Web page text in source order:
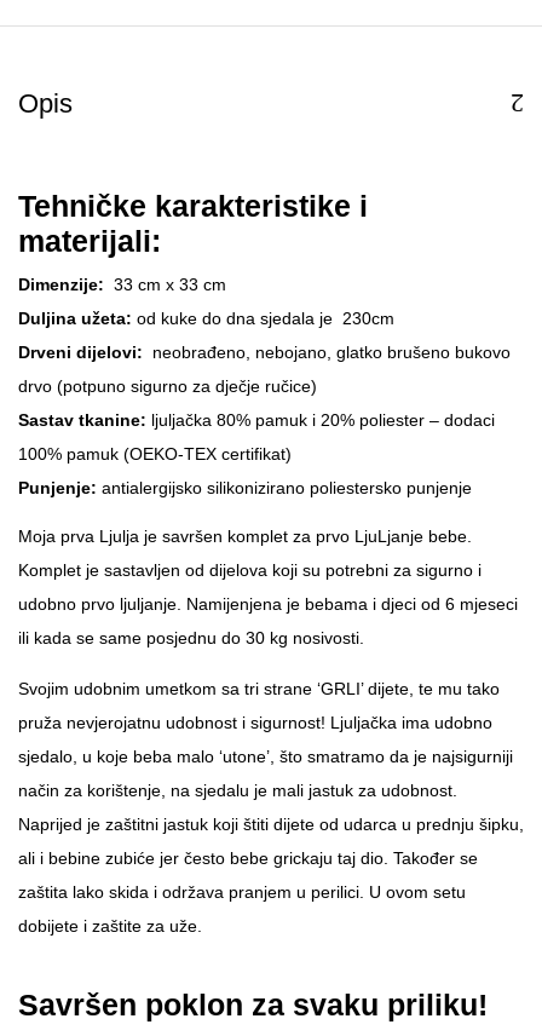
Opis
Tehničke karakteristike i
materijali:
Dimenzije: 33 cm x 33 cm
Duljina užeta: od kuke do dna sjedala je 230cm
Drveni dijelovi: neobrađeno, nebojano, glatko brušeno bukovo
drvo (potpuno sigurno za dječje ručice)
Sastav tkanine: ljuljačka 80% pamuk i 20% poliester – dodaci
100% pamuk (OEKO-TEX certifikat)
Punjenje: antialergijsko silikonizirano poliestersko punjenje
Moja prva Ljulja je savršen komplet za prvo LjuLjanje bebe.
Komplet je sastavljen od dijelova koji su potrebni za sigurno i
udobno prvo ljuljanje. Namijenjena je bebama i djeci od 6 mjeseci
ili kada se same posjednu do 30 kg nosivosti.
Svojim udobnim umetkom sa tri strane ‘GRLI’ dijete, te mu tako
pruža nevjerojatnu udobnost i sigurnost! Ljuljačka ima udobno
sjedalo, u koje beba malo ‘utone’, što smatramo da je najsigurniji
način za korištenje, na sjedalu je mali jastuk za udobnost.
Naprijed je zaštitni jastuk koji štiti dijete od udarca u prednju šipku,
ali i bebine zubiće jer često bebe grickaju taj dio. Također se
zaštita lako skida i održava pranjem u perilici. U ovom setu
dobijete i zaštite za uže.
Savršen poklon za svaku priliku!